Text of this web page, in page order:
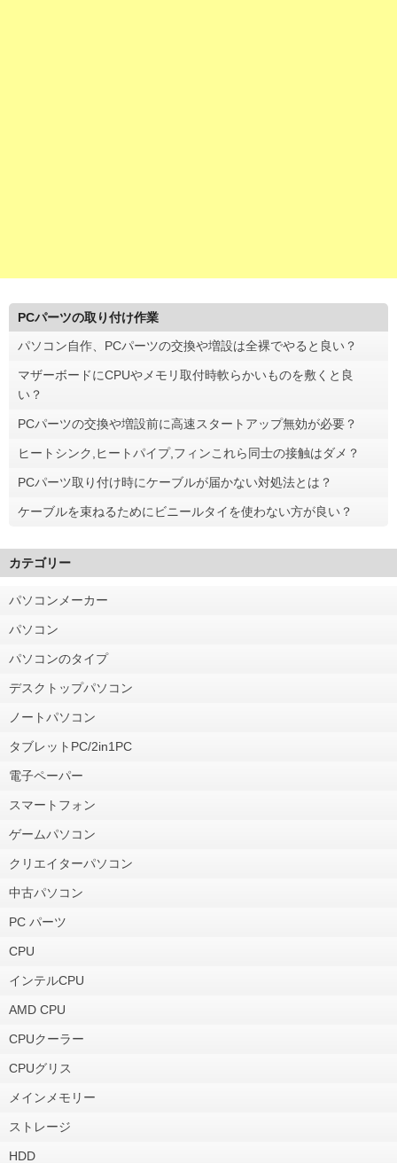
PCパーツの取り付け作業
パソコン自作、PCパーツの交換や増設は全裸でやると良い？
マザーボードにCPUやメモリ取付時軟らかいものを敷くと良
い？
PCパーツの交換や増設前に高速スタートアップ無効が必要？
ヒートシンク,ヒートパイプ,フィンこれら同士の接触はダメ？
PCパーツ取り付け時にケーブルが届かない対処法とは？
ケーブルを束ねるためにビニールタイを使わない方が良い？
カテゴリー
パソコンメーカー
パソコン
パソコンのタイプ
デスクトップパソコン
ノートパソコン
タブレットPC/2in1PC
電子ペーパー
スマートフォン
ゲームパソコン
クリエイターパソコン
中古パソコン
PC パーツ
CPU
インテルCPU
AMD CPU
CPUクーラー
CPUグリス
メインメモリー
ストレージ
HDD